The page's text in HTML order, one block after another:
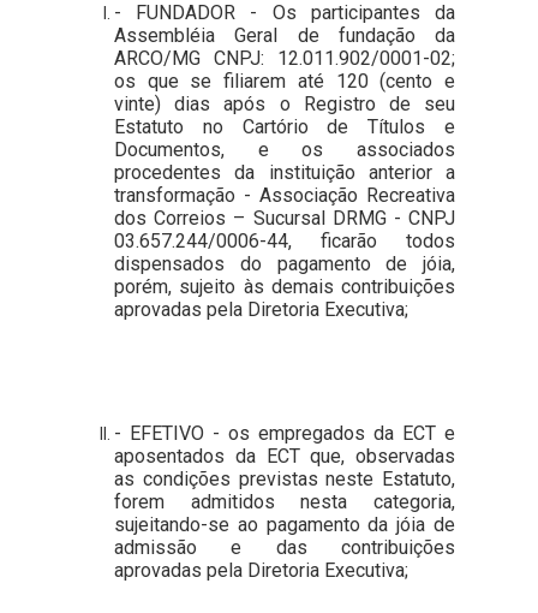
- FUNDADOR - Os participantes da
Assembléia Geral de fundação da
ARCO/MG CNPJ: 12.011.902/0001-02;
os que se filiarem até 120 (cento e
vinte)dias após o Registro de seu
Estatuto no Cartório de Títulos e
Documentos, e os associados
procedentes da instituição anterior a
transformação - Associação Recreativa
dos Correios – Sucursal DRMG - CNPJ
03.657.244/0006-44, ficarão todos
dispensados do pagamento de jóia,
porém, sujeito às demais contribuições
aprovadas pela Diretoria Executiva;
- EFETIVO - os empregados da ECT e
aposentados da ECT que, observadas
as condições previstas neste Estatuto,
forem admitidos nesta categoria,
sujeitando-se ao pagamento da jóia de
admissão e das contribuições
aprovadas pela Diretoria Executiva;